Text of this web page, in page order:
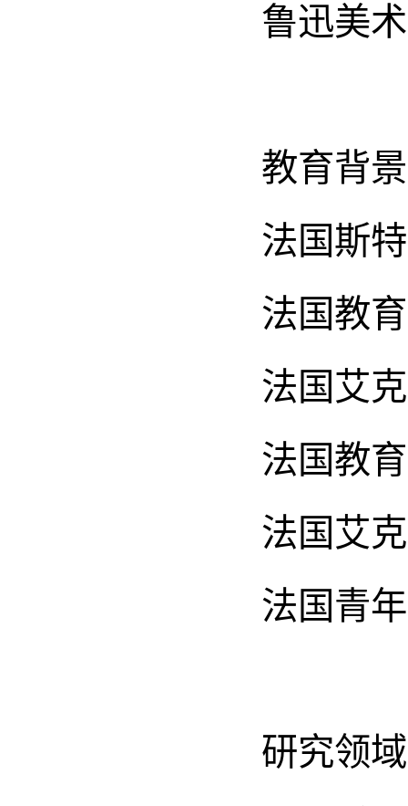
鲁迅美
教育背
法国斯
法国教
法国艾
法国教
法国艾
法国青
研究领